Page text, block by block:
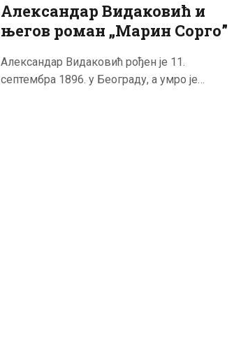
Александар Видаковић и
његов роман „Марин Сорго”
Александар Видаковић рођен је 11.
септембра 1896. у Београду, а умро је…